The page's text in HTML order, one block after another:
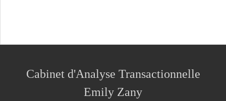
Cabinet d'Analyse Transactionnelle
Emily Zany